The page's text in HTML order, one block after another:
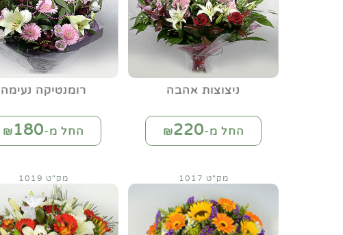
ניצוצות אהבה
החל מ-₪220
רומנטיקה נעימה
החל מ-₪180
מק"ט 1017 מק"ט 1019